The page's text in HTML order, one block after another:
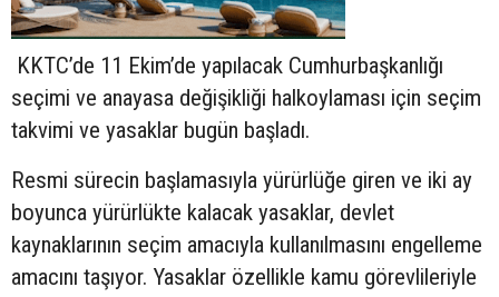
KKTC’de 11 Ekim’de yapılacak Cumhurbaşkanlığı
seçimi ve anayasa değişikliği halkoylaması için seçim
takvimi ve yasaklar bugün başladı.
Resmi sürecin başlamasıyla yürürlüğe giren ve iki ay
boyunca yürürlükte kalacak yasaklar, devlet
kaynaklarının seçim amacıyla kullanılmasını engelleme
amacını taşıyor. Yasaklar özellikle kamu görevlileriyle